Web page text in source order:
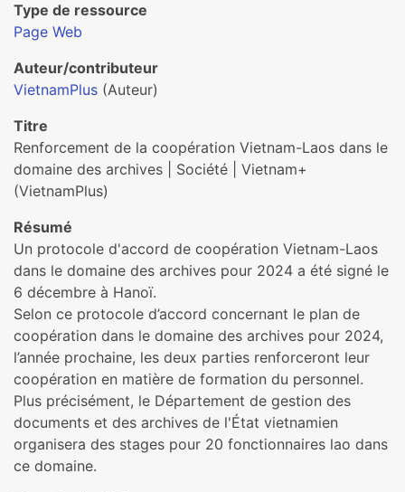
Type de ressource
Page Web
Auteur/contributeur
VietnamPlus (Auteur)
Titre
Renforcement de la coopération Vietnam-Laos dans le
domaine des archives | Société | Vietnam+
(VietnamPlus)
Résumé
Un protocole d'accord de coopération Vietnam-Laos
dans le domaine des archives pour 2024 a été signé le
6 décembre à Hanoï.
Selon ce protocole d’accord concernant le plan de
coopération dans le domaine des archives pour 2024,
l’année prochaine, les deux parties renforceront leur
coopération en matière de formation du personnel.
Plus précisément, le Département de gestion des
documents et des archives de l'État vietnamien
organisera des stages pour 20 fonctionnaires lao dans
ce domaine.